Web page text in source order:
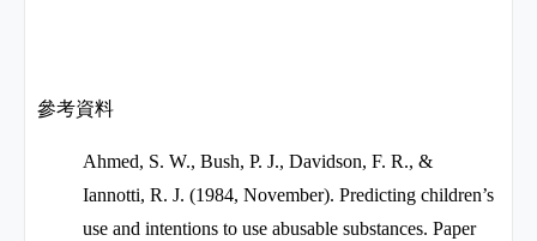
參考資料
Ahmed, S. W., Bush, P. J., Davidson, F. R., &
Iannotti, R. J. (1984, November). Predicting children’s
use and intentions to use abusable substances. Paper